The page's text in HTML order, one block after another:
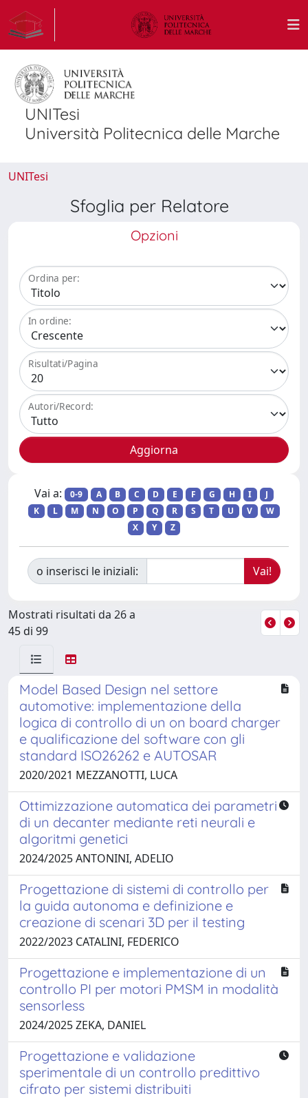
UNITesi
Università Politecnica delle Marche
UNITesi
Sfoglia per Relatore
Opzioni
Ordina per:
In ordine:
Risultati/Pagina
Autori/Record:
Vai a: 0-9 A B C D E F G H I
J
K
L M N O P Q R S T U V
W
X
Y Z
o inserisci le iniziali:
Mostrati risultati da 26 a
45 di 99
Model Based Design nel settore
automotive: implementazione della
logica di controllo di un on board charger
e qualificazione del software con gli
standard ISO26262 e AUTOSAR
2020/2021 MEZZANOTTI, LUCA
Ottimizzazione automatica dei parametri
di un decanter mediante reti neurali e
algoritmi genetici
2024/2025 ANTONINI, ADELIO
Progettazione di sistemi di controllo per
la guida autonoma e definizione e
creazione di scenari 3D per il testing
2022/2023 CATALINI, FEDERICO
Progettazione e implementazione di un
controllo PI per motori PMSM in modalità
sensorless
2024/2025 ZEKA, DANIEL
Progettazione e validazione
sperimentale di un controllo predittivo
cifrato per sistemi distribuiti